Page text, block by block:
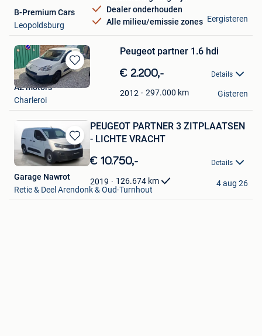
Dealer onderhouden
Alle milieu/emissie zones
B-Premium Cars
Leopoldsburg
Eergisteren
Bewaren
in
Peugeot partner 1.6 hdi
€ 2.200,- Details
2012 297.000 km
AZ motors
Charleroi
Gisteren
Bewaren
in
Mijn
Favorieten
PEUGEOT PARTNER 3 ZITPLAATSEN
- LICHTE VRACHT
€ 10.750,- Details
2019 126.674 km
Garage Nawrot
Retie & Deel Arendonk & Oud-Turnhout
4 aug 26